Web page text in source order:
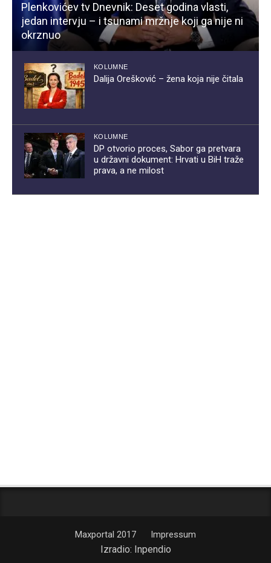
Plenkovićev tv Dnevnik: Deset godina vlasti,
jedan intervju – i tsunami mržnje koji ga nije ni
okrznuo
KOLUMNE
Dalija Orešković – žena koja nije čitala
KOLUMNE
DP otvorio proces, Sabor ga pretvara
u državni dokument: Hrvati u BiH traže
prava, a ne milost
Maxportal 2017 Impressum
Izradio: Inpendio